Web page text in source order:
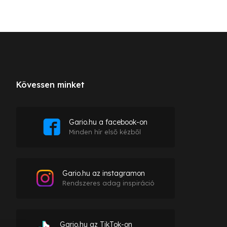
Kövessen minket
Gario.hu a facebook-on
Minden hír első kézből
Gario.hu az instagramon
Rendszeres adag inspiráció
Gario.hu az TikTok-on